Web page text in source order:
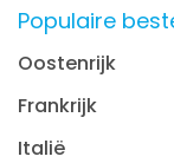
Populaire
Oostenrijk
Frankrijk
Italië